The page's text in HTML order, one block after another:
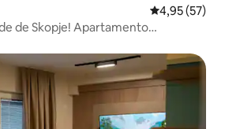
4,95 de uma
4,95 (57)
de Skopje! Apartamento